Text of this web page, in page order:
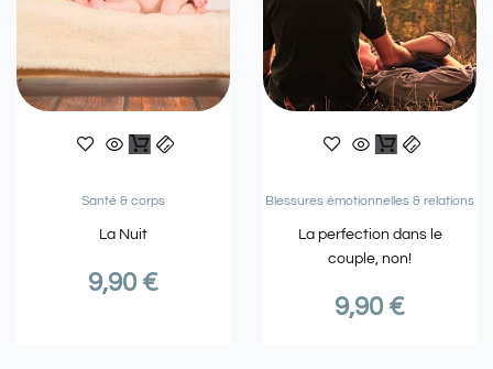
Santé & corps
La Nuit
9,90 €
Blessures émotionnelles & relations
La perfection dans le
couple, non!
9,90 €